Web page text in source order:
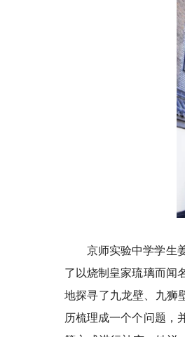
京师实验中学学生
了以烧制皇家琉璃而闻
地探寻了九龙壁、九狮
历梳理成一个个问题，